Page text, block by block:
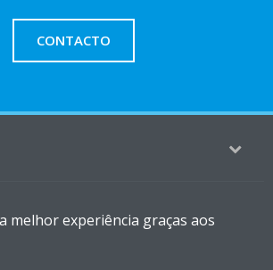
CONTACTO
melhor experiência graças aos